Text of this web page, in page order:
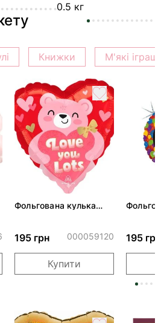
0.5 кг
Книжки М'які
Фольгована кулька
195 грн 000059120
Купити
195 грн